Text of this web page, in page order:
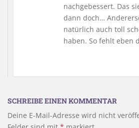
nachgebessert. Das
dann doch…
natürlich auch toll
haben. So fehlt eben
SCHREIBE EINEN KOMMENTAR
Deine E-Mail-Adresse wird nicht